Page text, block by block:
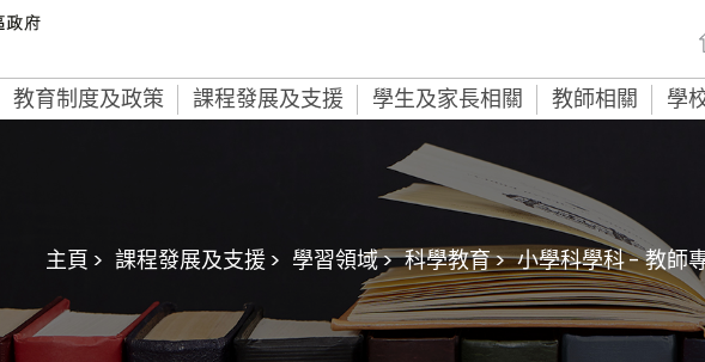
教育制度及政策 課程發展及支援 學生及家長相關 教師相關 學
主頁 > 課程發展及支援 > 學習領域 > 科學教育 > 小學科學科 - 教師